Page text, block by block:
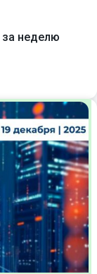
за неделю